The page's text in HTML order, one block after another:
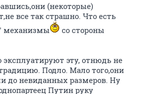
(некоторые)
все так страшно. Что есть
механизмы
со стороны
эту, отнюдь не
Подло. Мало того,они
до невиданных размеров. Ну
Путин руку